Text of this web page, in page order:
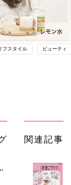
フスタイル ビューティ
関連記事